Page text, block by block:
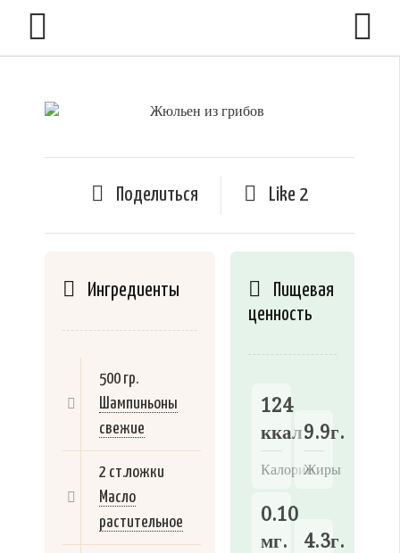
Поделиться Like 2
Ингредиенты
500 гр.
Шампиньоны
свежие
2 ст.ложки
Масло
растительное
Пищевая
ценность
124
ккал.
Калории
9.9г.
Жиры
0.10
мг.
4.3г.